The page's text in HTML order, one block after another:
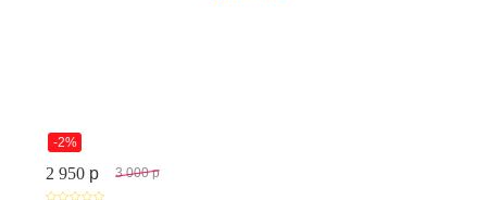
-2%
2 950 p 3 000 p